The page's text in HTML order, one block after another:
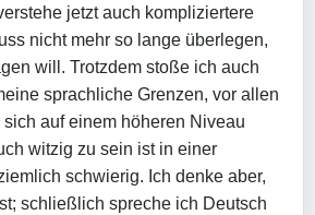
jetzt auch kompliziertere
nicht mehr so lange überlegen,
will. Trotzdem stoße ich auch
sprachliche Grenzen, vor allen
auf einem höheren Niveau
witzig zu sein ist in einer
schwierig. Ich denke aber,
schließlich spreche ich Deutsch